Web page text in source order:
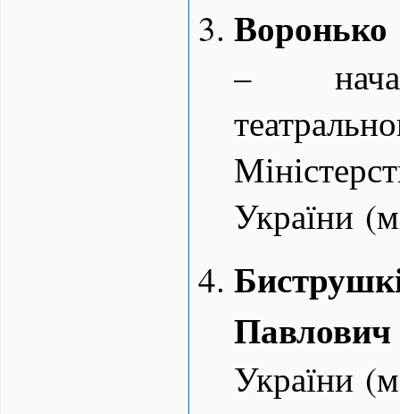
Воронько
–
України
Б
Павлович
України